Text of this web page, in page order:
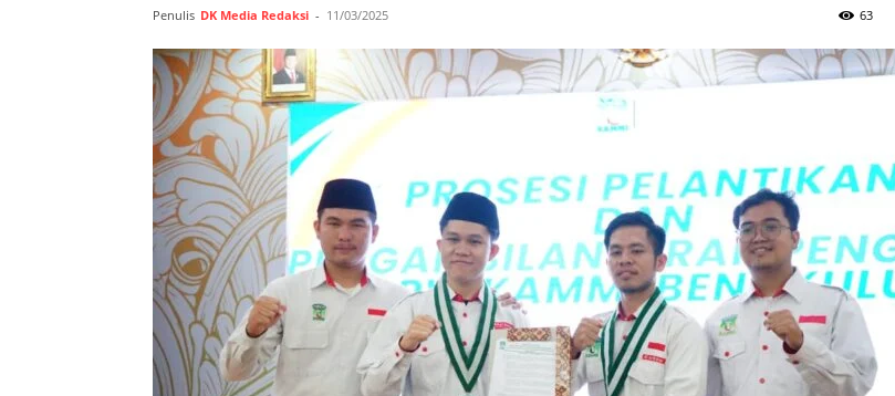
Penulis DK Media Redaksi - 11/03/2025 63